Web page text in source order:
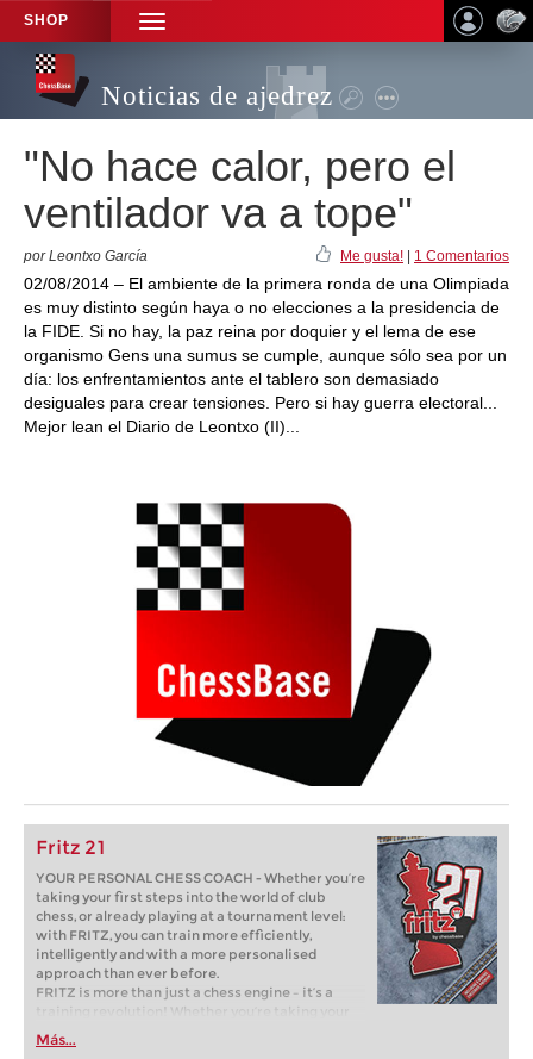
SHOP
TOGGLE
NAVIGATION
Noticias de ajedrez
"No hace calor, pero el
ventilador va a tope"
por Leontxo García Me gusta! 1 Comentarios
02/08/2014 – El ambiente de la primera ronda de una Olimpiada
es muy distinto según haya o no elecciones a la presidencia de
la FIDE. Si no hay, la paz reina por doquier y el lema de ese
organismo Gens una sumus se cumple, aunque sólo sea por un
día: los enfrentamientos ante el tablero son demasiado
desiguales para crear tensiones. Pero si hay guerra electoral...
Mejor lean el Diario de Leontxo (II)...
Fritz 21
YOUR PERSONAL CHESS COACH - Whether you’re
taking your first steps into the world of club
chess, or already playing at a tournament level:
with FRITZ, you can train more efficiently,
intelligently and with a more personalised
approach than ever before.
FRITZ is more than just a chess engine – it’s a
training revolution! Whether you’re taking your
first steps into the world of club chess, or already
playing at a tournament level: with FRITZ, you can
Más...